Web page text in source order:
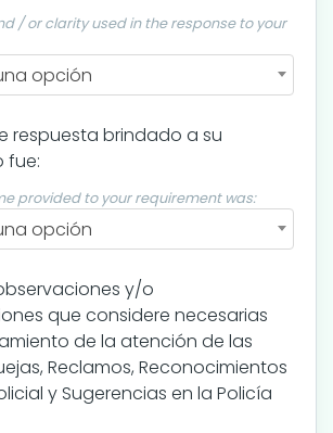
/ or clarity used in the response to your
opción
respuesta brindado a su
fue:
provided to your requirement was:
opción
y/o
que considere necesarias
de la atención de las
Reclamos, Reconocimientos
y Sugerencias en la Policía